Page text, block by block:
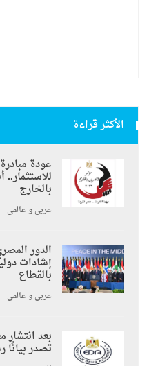
الأكثر قراءة
عودة
بالخارج
عربي و عالمي
الدور
إشادات
بالقطاع
عربي و عالمي
بعد انتشار
تصدر بيانًا